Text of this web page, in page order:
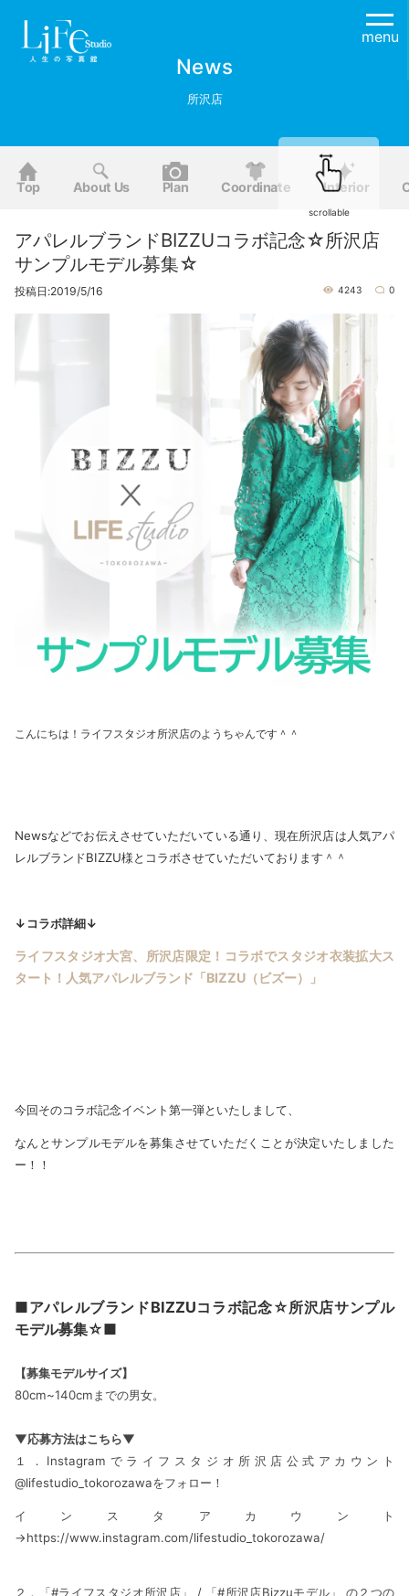
menu
News
所沢店
Top About Us Plan Coordinate Interior
アパレルブランドBIZZUコラボ記念☆所沢店
サンプルモデル募集☆
投稿日:2019/5/16 4243 0
こんにちは！ライフスタジオ所沢店のようちゃんです＾＾
Newsなどでお伝えさせていただいている通り、現在所沢店は人気アパ
レルブランドBIZZU様とコラボさせていただいております＾＾
↓コラボ詳細↓
ライフスタジオ大宮、所沢店限定！コラボでスタジオ衣装拡大ス
タート！人気アパレルブランド「BIZZU（ビズー）」
今回そのコラボ記念イベント第一弾といたしまして、
なんとサンプルモデルを募集させていただくことが決定いたしました
ー！！
■アパレルブランドBIZZUコラボ記念☆所沢店サンプル
モデル募集☆■
【募集モデルサイズ】
80cm~140cmまでの男女。
▼応募方法はこちら▼
１． Instagram でライフスタジオ所沢店公式アカウント
@lifestudio_tokorozawaをフォロー！
インスタアカウント
→https://www.instagram.com/lifestudio_tokorozawa/
２．「#ライフスタジオ所沢店」 / 「#所沢店Bizzuモデル」
の２つの